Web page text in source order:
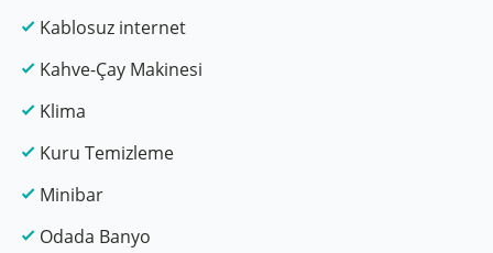
Kablosuz internet
Kahve-Çay Makinesi
Klima
Kuru Temizleme
Minibar
Odada Banyo